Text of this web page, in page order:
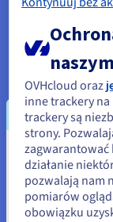
platformie:
emulatorach i
Sprawdź
Identity,
Zapewnij
usługami w
Sprawdź
Wydaje
Stany
Jeśli chcesz
OVHcloud oraz
inne trackery
trackery są
strony.
zagwarantować
działanie
pozwalają nam
pomiarów
obowiązku